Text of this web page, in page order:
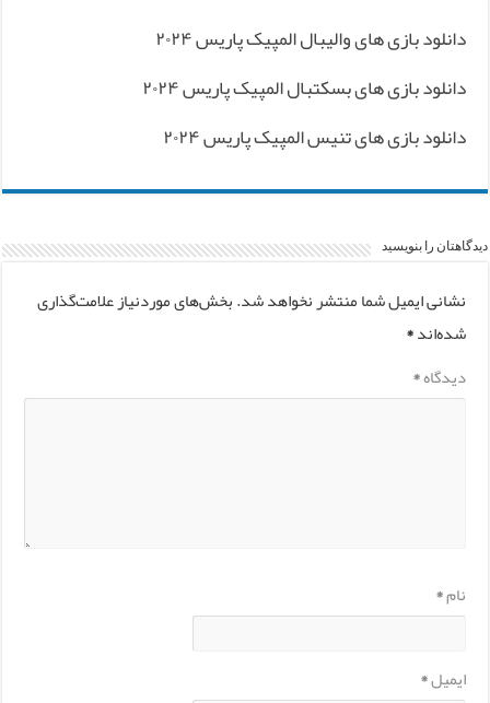
دانلود بازی های والیبال المپیک پاریس ۲۰۲۴
دانلود بازی های بسکتبال المپیک پاریس ۲۰۲۴
دانلود بازی های تنیس المپیک پاریس ۲۰۲۴
دیدگاهتان را بنویسید
نشانی ایمیل شما منتشر نخواهد شد.بخش‌های موردنیاز علامت‌گذاری
شده‌اند*
دیدگاه*
نام*
ایمیل*